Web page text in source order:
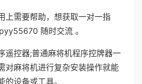
上需要帮助，想获取一对一指
随时交流 。
遥控器;普通麻将机程序控牌器一
对麻将机进行复杂安装操作就能
的设备或工具。